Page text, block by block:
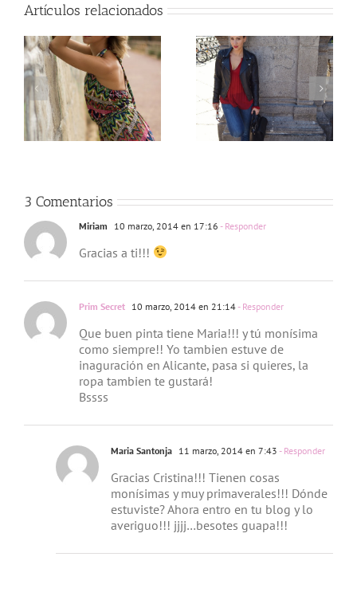
Artículos relacionados
Love Marsala Rock Star
3 Comentarios
Miriam 10 marzo, 2014 en 17:16 - Responder
Gracias a ti!!!
Prim Secret 10 marzo, 2014 en 21:14- Responder
Que buen pinta tiene Maria!!! y tú monísima
como siempre!! Yo tambien estuve de
inaguración en Alicante, pasa si quieres, la
ropa tambien te gustará!
Bssss
Maria Santonja 11 marzo, 2014 en 7:43 - Responder
Gracias Cristina!!! Tienen cosas
monísimas y muy primaverales!!! Dónde
estuviste? Ahora entro en tu blog y lo
averiguo!!! jjjj…besotes guapa!!!